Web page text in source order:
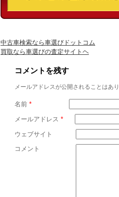
中古車検索なら車選びドットコム
買取なら車選びの査定サイトヘ
コメントを残す
メールアドレスが公開されることはあり
名前 *
メールアドレス *
ウェブサイト
コメント